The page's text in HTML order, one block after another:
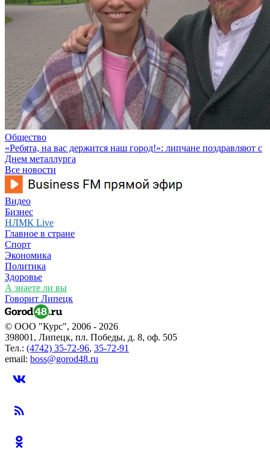
Общество
«Ребята, на вас держится наш город!»: липчане поздравляют с
Днем металлурга
Все новости
Видео
Бизнес
НЛМК Live
Главное в стране
Спорт
Экономика
Политика
Здоровье
А знаете ли вы
Говорит Липецк
© ООО "Курс", 2006 - 2026
398001, Липецк, пл. Победы, д. 8, оф. 505
Тел.: (4742) 35-72-96, 35-72-91
email: boss@gorod48.ru